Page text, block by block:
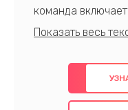
команда
профессионалов
предлагаем
использованием
также